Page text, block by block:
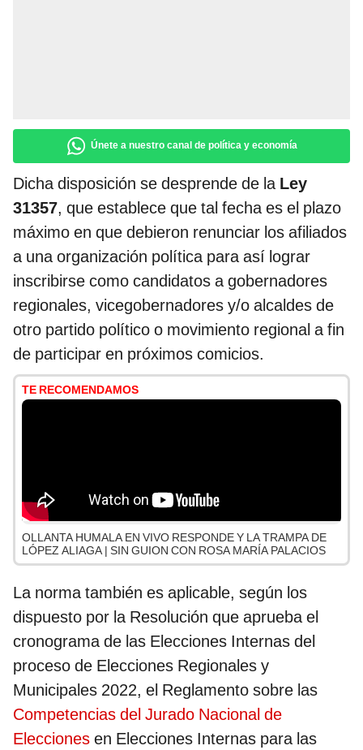
Únete a nuestro canal de política y economía
Dicha disposición se desprende de la Ley
31357, que establece que tal fecha es el plazo
máximo en que debieron renunciar los afiliados
a una organización política para así lograr
inscribirse como candidatos a gobernadores
regionales, vicegobernadores y/o alcaldes de
otro partido político o movimiento regional a fin
de participar en próximos comicios.
TE RECOMENDAMOS
OLLANTA HUMALA EN VIVO RESPONDE Y LA TRAMPA DE
LÓPEZ ALIAGA | SIN GUION CON ROSA MARÍA PALACIOS
La norma también es aplicable, según los
dispuesto por la Resolución que aprueba el
cronograma de las Elecciones Internas del
proceso de Elecciones Regionales y
Municipales 2022, el Reglamento sobre las
Competencias del Jurado Nacional de
Elecciones en Elecciones Internas para las